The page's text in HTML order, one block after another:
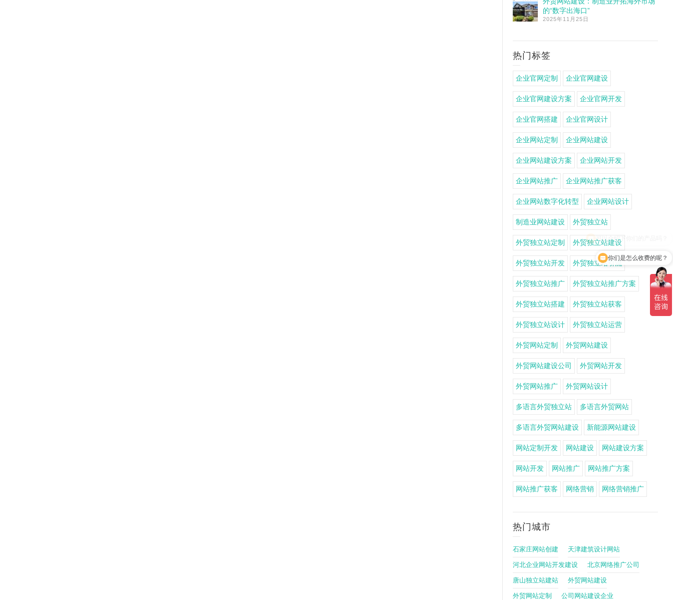
的“数字出海口”
2025年11月25日
热门标签
企业官网定制 企业官网建设
企业官网建设方案 企业官网开发
企业官网搭建 企业官网设计
企业网站定制 企业网站建设
企业网站建设方案 企业网站开发
企业网站推广 企业网站推广获客
企业网站数字化转型 企业网站设计
制造业网站建设 外贸独立站
外贸独立站定制 外贸独立站建设
外贸独立站开发 外贸独立站引流
外贸独立站推广 外贸独立站推广方案
外贸独立站搭建 外贸独立站获客
外贸独立站设计 外贸独立站运营
外贸网站定制 外贸网站建设
外贸网站建设公司 外贸网站开发
外贸网站推广 外贸网站设计
多语言外贸独立站 多语言外贸网站
多语言外贸网站建设 新能源网站建设
网站定制开发 网站建设 网站建设方案
网站开发 网站推广 网站推广方案
网站推广获客 网络营销 网络营销推广
热门城市
石家庄网站创建 天津建筑设计网站
河北企业网站开发建设 北京网络推广公司
唐山独立站建站 外贸网站建设
外贸网站定制 公司网站建设企业
你们是怎么收费的呢？